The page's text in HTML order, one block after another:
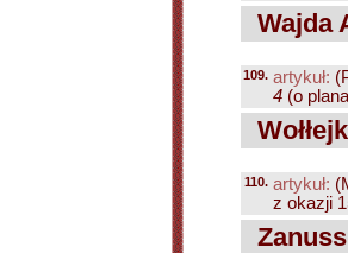
Wajda
109. artykuł:
4 (o
110. artykuł:
z okazji